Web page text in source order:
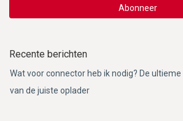
Abonneer
Recente berichten
Wat voor connector heb ik nodig? De
van de juiste oplader